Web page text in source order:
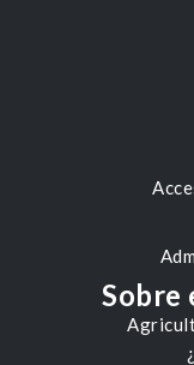
Sobre